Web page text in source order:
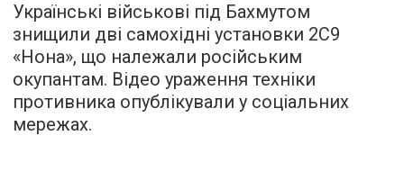
Українські військові під Бахмутом
знищили дві самохідні установки 2С9
«Нона», що належали російським
окупантам. Відео ураження техніки
противника опублікували у соціальних
мережах.